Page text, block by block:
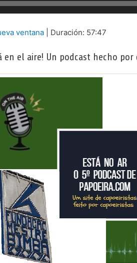
ventana Duración: 57:47
el aire! Un podcast hecho por